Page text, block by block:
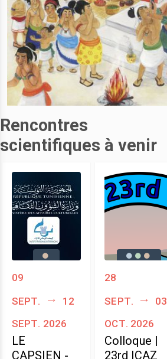
Rencontres
scientifiques à venir
09
sept.
12
sept. 2026
LE
CAPSIEN -
28
sept.
03
oct. 2026
Colloque |
23rd ICAZ